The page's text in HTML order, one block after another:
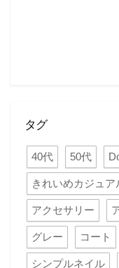
タグ
40代 50代
きれいめカジュア
アクセサリー
グレー コート
シンプルネイル